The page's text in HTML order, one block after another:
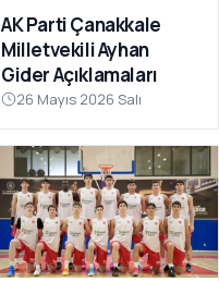
AK Parti Çanakkale
Milletvekili Ayhan
Gider Açıklamaları
26 Mayıs 2026 Salı